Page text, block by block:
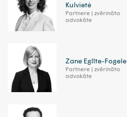
Kulvietė
Partnere | zvērināta
advokāte
Zane Eglīte-Fogele
Partnere | zvērināta
advokāte